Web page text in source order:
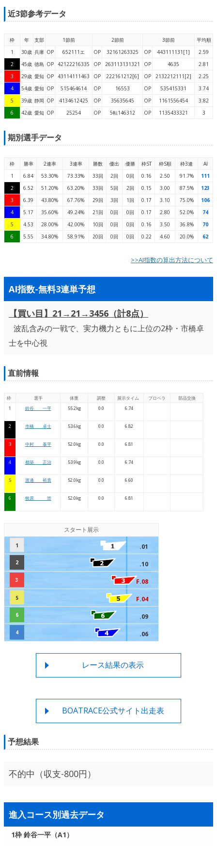
近3節参考データ
枠 年 支部 1節前 2節前 3節前
平均順
1
30歳 兵庫 OP 652111エ OP 32161263325 OP 443111131[1]
2.59
2
45歳 徳島 OP 42122216335 OP 263113131321 OP 4635
2.81
3
29歳 愛知 OP 43114111463 OP 222161212[6] OP 2132212111[2]
2.25
4
54歳 愛知 OP 515464614 OP 16553 OP 535415331
3.74
5
39歳 静岡 OP 4134612425 OP 35635645 OP 1161556454
3.82
6
42歳 愛知 OP 25254 OP 5転146312 OP 1135433321 3
期別選手データ
枠 勝率 2連率 3連率 勝数 優出 優勝 枠ST 枠S順 枠3連
AI
1
6.84 53.30% 73.33% 33回 2回 0回 0.16 2.50 91.7%
111
2
6.52 51.20% 63.20% 33回 5回 2回 0.15 3.00 87.5%
123
3
6.39 43.80% 67.76% 29回 3回 1回 0.17 3.10 75.0%
106
4
5.17 35.60% 49.24% 21回 0回 0回 0.17 2.80 52.0%
74
5
4.53 28.00% 42.00% 10回 0回 0回 0.16 3.50 36.8%
70
6
5.55 34.80% 58.91% 20回 0回 0回 0.22 4.60 20.0% 62
>>AI指数の算出方法について
AI指数-無料3連単予想
【買い目】21→21→3456（計8点）
波乱含みの一戦で、実力機力ともに上位の2枠・市橋卓
士を中心視
直前情報
枠 選手 体重 調整 展示タイム プロペラ
部品交換
1
鈴谷 一平 55.2kg 0.0 6.74
2 市橋 卓士 53.6kg 0.0 6.82
3 中村 泰平 52.0kg 0.0 6.81
4 都築 正治 53.9kg 0.0 6.74
5 渡邊 裕貴 52.0kg 0.0 6.60
6 牧原 崇 52.0kg 0.0 6.81
スタート展示
1 .01
2 .10
3 F.08
5 F.04
6 .09
4 .06
レース結果の表示
BOATRACE公式サイト出走表
予想結果
不的中（収支-800円）
進入コース別過去データ
1枠 鈴谷一平（A1）